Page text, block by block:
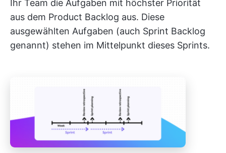
Ihr Team die Aufgaben mit höchster Priorität
aus dem Product Backlog aus. Diese
ausgewählten Aufgaben (auch Sprint Backlog
genannt) stehen im Mittelpunkt dieses Sprints.